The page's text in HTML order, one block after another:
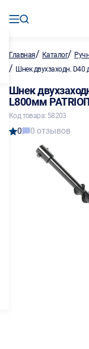
Главная/ Каталог/
/ Шнек двухзаходн. D40
Шнек
L800мм
Код товара: 58203
0 0 отзывов